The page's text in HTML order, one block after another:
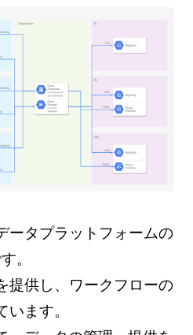
ータプラットフォームの
。
提供し、ワークフローの
います。